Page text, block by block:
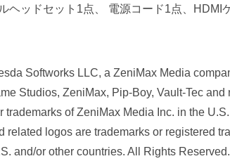
ヘッドセット1点、 電源コード1点、HDMI
Softworks LLC, a ZeniMax Media
Studios, ZeniMax, Pip-Boy, Vault-Tec
trademarks of ZeniMax Media Inc. in the
related logos are trademarks or registered
and/or other countries. All Rights Reserved.